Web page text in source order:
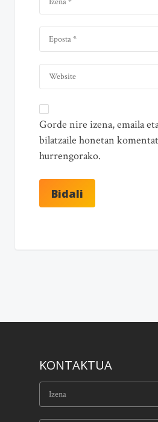
Gorde nire izena, emaila
bilatzaile honetan
hurrengorako.
KONTAKTUA